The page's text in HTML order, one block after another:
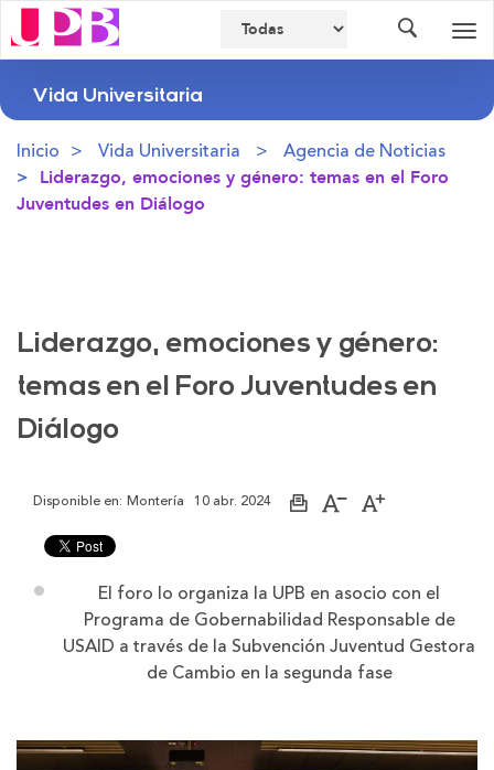
Vida Universitaria
Inicio Vida Universitaria Agencia de Noticias
Liderazgo, emociones y género: temas en el Foro
Juventudes en Diálogo
Liderazgo, emociones y género:
temas en el Foro Juventudes en
Diálogo
Disponible en: Montería 10 abr. 2024
ImprimirAumentar
letra
Disminuir
letra
El foro lo organiza la UPB en asocio con el
Programa de Gobernabilidad Responsable de
USAID a través de la Subvención Juventud Gestora
de Cambio en la segunda fase